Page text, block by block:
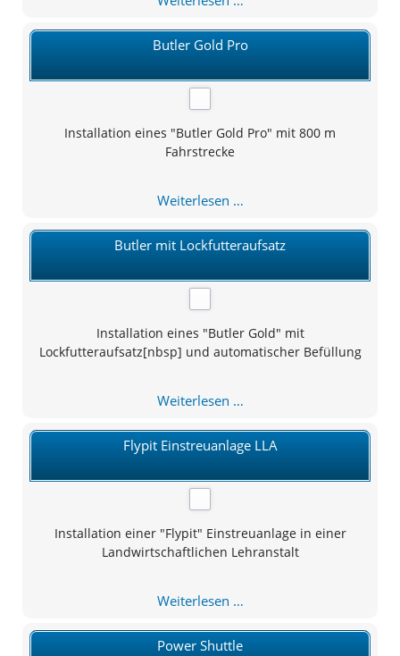
4
4
Butler Gold Pro
Installation eines "Butler Gold Pro" mit 800 m
Fahrstrecke
Weiterlesen …Butler
Pro
Butler mit Lockfutteraufsatz
Installation eines "Butler Gold" mit
Lockfutteraufsatz[nbsp] und automatischer Befüllung
Weiterlesen …Butler
Lockfutteraufsatz
Flypit Einstreuanlage LLA
Installation einer "Flypit" Einstreuanlage in einer
Landwirtschaftlichen Lehranstalt
Weiterlesen …Flypit
LLA
Power Shuttle